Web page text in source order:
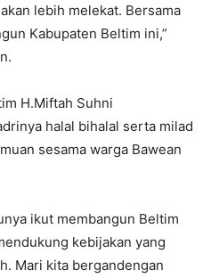
lebih melekat. Bersama
Kabupaten Beltim ini,”
H.Miftah Suhni
halal bihalal serta milad
sesama warga Bawean
ikut membangun Beltim
kebijakan yang
Mari kita bergandengan